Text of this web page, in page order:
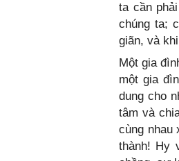
ta cần
chúng ta;
giãn, và
Một gia
một gia
dung cho
tâm và
cùng nhau
thành! Hy